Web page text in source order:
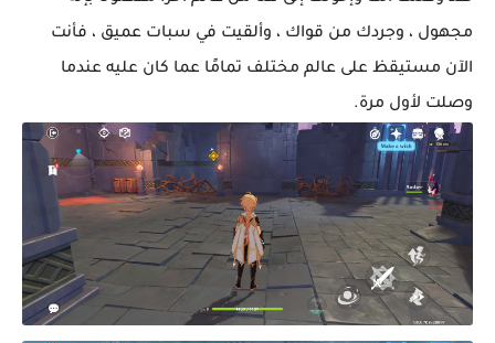
مجهول ، وجردك من قواك ، وألقيت في سبات عميق ، فأنت
الآن مستيقظ على عالم مختلف تمامًا عما كان عليه عندما
وصلت لأول مرة.